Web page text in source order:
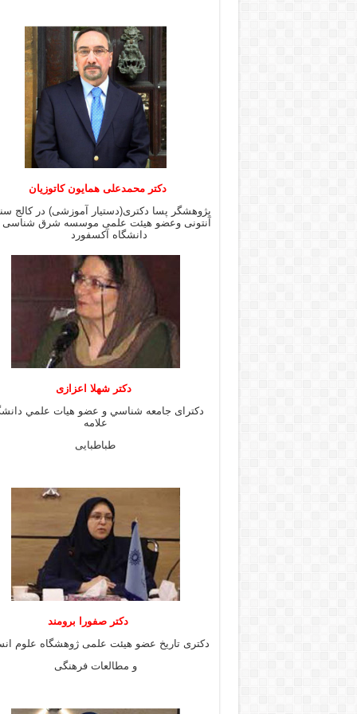
دکتر محمدعلی همایون کاتوزیان
پژوهشگر پسا دکتری(دستیار آموزشی) در کالج
آنتونی وعضو هیئت علمی موسسه شرق
دانشگاه آکسفورد
دكتر شهلا اعزازى
دكتراى جامعه شناسي و عضو هيات علمي
علامه
طباطبايى
دكتر صفورا برومند
دكترى تاريخ عضو هيئت علمى ژوهشگاه علوم
و مطالعات فرهنگى